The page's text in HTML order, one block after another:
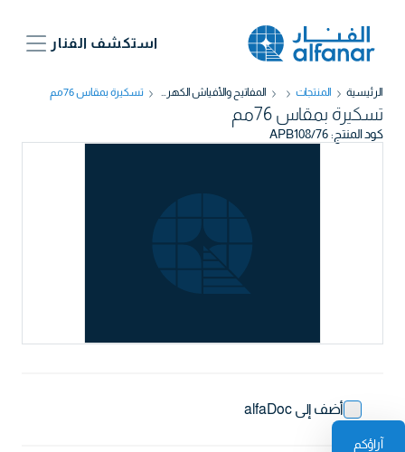
آراؤكم
استكشف الفنار
الرئيسية المنتجات المفاتيح والأفياش الكهربائية تسكيرة بمقاس 76مم
أضف إلى alfaDoc
تسكيرة بمقاس 76مم
كود المنتج:
APB108/76